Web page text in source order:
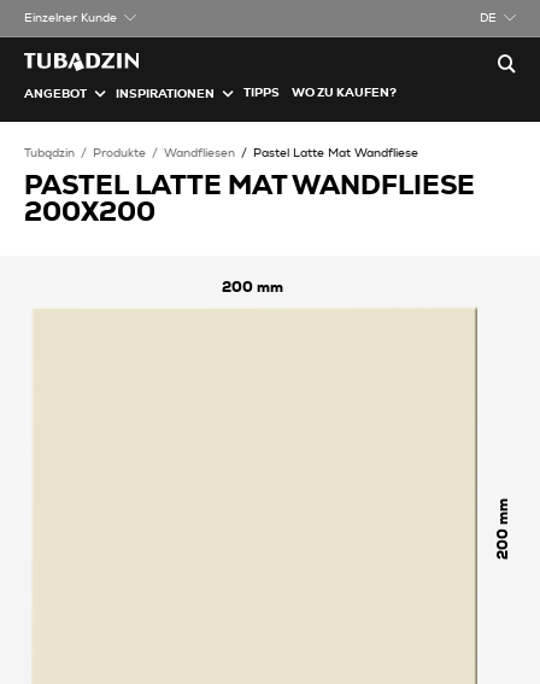
Einzelner Kunde DE
ANGEBOT INSPIRATIONEN TIPPS WO ZU KAUFEN?
Tubądzin Produkte Wandfliesen Pastel Latte Mat Wandfliese
PASTEL LATTE MAT WANDFLIESE
200X200
200
200